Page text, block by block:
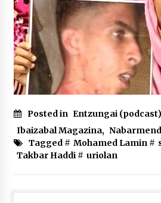
Posted in Entzungai (podcast)
Ibaizabal Magazina,
Tagged # Mohamed Lamin#
Takbar Haddi# uriolan